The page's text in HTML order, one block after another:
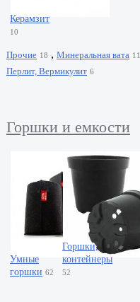
Керамзит
10
Прочие 18 , Минеральная вата 11
Перлит, Вермикулит 6
Горшки и емкости
Умные
горшки 62
Горшки,
контейнеры
52